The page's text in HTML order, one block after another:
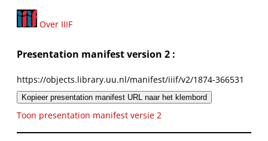
Over IIIF
Presentation manifest version 2 :
https://objects.library.uu.nl/manifest/iiif/v2/1874-366531
Kopieer presentation manifest URL naar het klembord
Toon presentation manifest versie 2